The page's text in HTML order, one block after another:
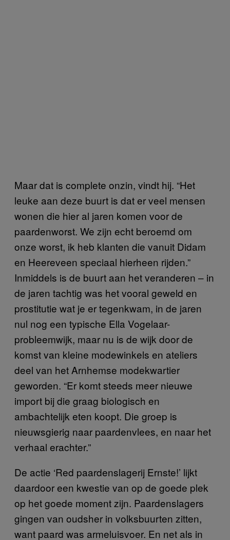
Maar dat is complete onzin, vindt hij. “Het
leuke aan deze buurt is dat er veel mensen
wonen die hier al jaren komen voor de
paardenworst. We zijn echt beroemd om
onze worst, ik heb klanten die vanuit Didam
en Heereveen speciaal hierheen rijden.”
Inmiddels is de buurt aan het veranderen – in
de jaren tachtig was het vooral geweld en
prostitutie wat je er tegenkwam, in de jaren
nul nog een typische Ella Vogelaar-
probleemwijk, maar nu is de wijk door de
komst van kleine modewinkels en ateliers
deel van het Arnhemse modekwartier
geworden. “Er komt steeds meer nieuwe
import bij die graag biologisch en
ambachtelijk eten koopt. Die groep is
nieuwsgierig naar paardenvlees, en naar het
verhaal erachter.”
De actie ‘Red paardenslagerij Ernste!’ lijkt
daardoor een kwestie van op de goede plek
op het goede moment zijn. Paardenslagers
gingen van oudsher in volksbuurten zitten,
want paard was armeluisvoer. En net als in